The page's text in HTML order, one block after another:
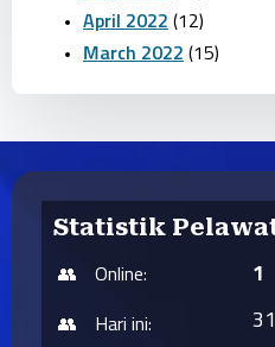
April 2022 (12)
March 2022 (15)
Statistik
Online:
Hari ini:
1